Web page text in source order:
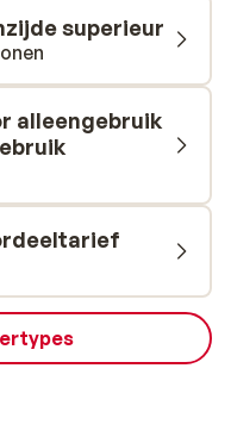
voor wie houdt van
superieur
alleengebruik